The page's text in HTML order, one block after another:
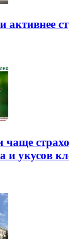
активнее
чаще
и укусов